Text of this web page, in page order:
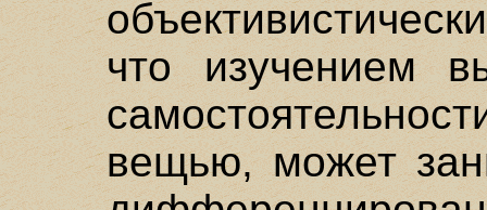
что изучением
вещью, может